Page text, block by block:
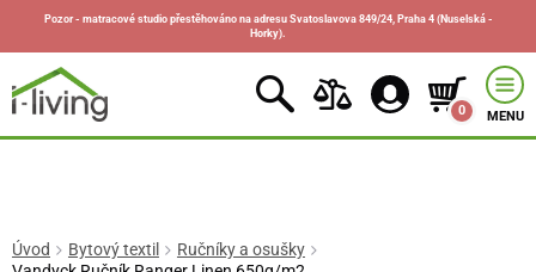
Pozor - matracové studio přestěhováno na adresu Svatoslavova 849/24, Praha 4 (Nuselská -
Horky).
0 MENU
Úvod Bytový textil
Ručníky a osušky